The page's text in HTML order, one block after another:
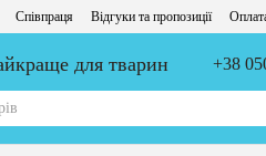
Співпраця Відгуки та пропозиції
для тварин +38